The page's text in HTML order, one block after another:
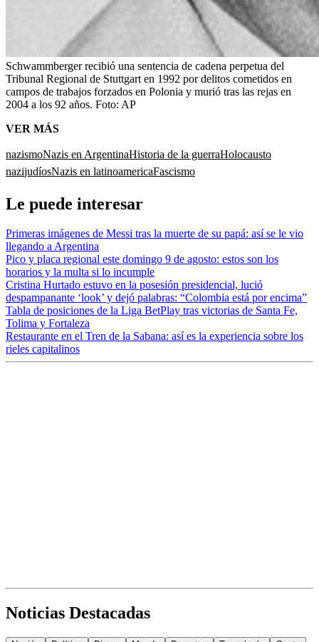
Schwammberger recibió una sentencia de cadena perpetua del
Tribunal Regional de Stuttgart en 1992 por delitos cometidos en
campos de trabajos forzados en Polonia y murió tras las rejas en
2004 a los 92 años. Foto: AP
VER MÁS
nazismoNazis en ArgentinaHistoria de la guerraHolocausto
nazijudíosNazis en latinoamericaFascismo
Le puede interesar
Primeras imágenes de Messi tras la muerte de su papá: así se le vio
llegando a Argentina
Pico y placa regional este domingo 9 de agosto: estos son los
horarios y la multa si lo incumple
Cristina Hurtado estuvo en la posesión presidencial, lució
despampanante ‘look’ y dejó palabras: “Colombia está por encima”
Tabla de posiciones de la Liga BetPlay tras victorias de Santa Fe,
Tolima y Fortaleza
Restaurante en el Tren de la Sabana: así es la experiencia sobre los
rieles capitalinos
Noticias Destacadas